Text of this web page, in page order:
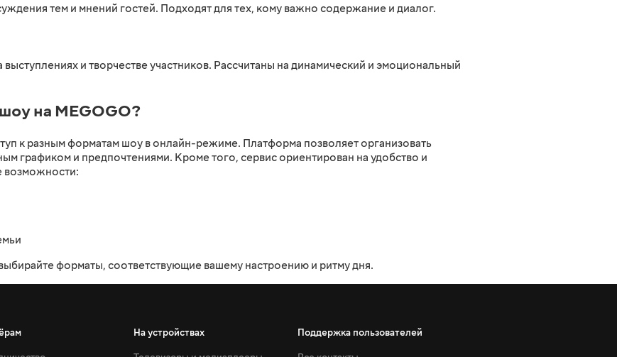
тем и мнений гостей. Подходят для тех, кому важно содержание и диалог.
и творчестве участников. Рассчитаны на динамический и эмоциональный
на MEGOGO?
к разным форматам шоу в онлайн-режиме. Платформа позволяет организовать
графиком и предпочтениями. Кроме того, сервис ориентирован на удобство и
возможности:
форматы, соответствующие вашему настроению и ритму дня.
На устройствах
Поддержка пользователей